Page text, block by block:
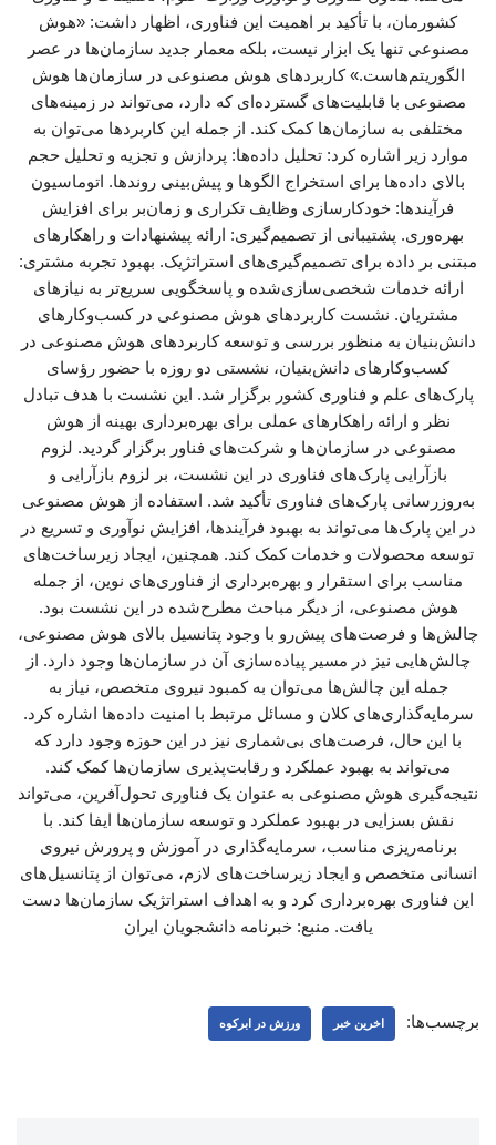
کشورمان، با تأکید بر اهمیت این فناوری، اظهار داشت: «هوش
مصنوعی تنها یک ابزار نیست، بلکه معمار جدید سازمان‌ها در عصر
الگوریتم‌هاست.» کاربردهای هوش مصنوعی در سازمان‌ها هوش
مصنوعی با قابلیت‌های گسترده‌ای که دارد، می‌تواند در زمینه‌های
مختلفی به سازمان‌ها کمک کند. از جمله این کاربردها می‌توان به
موارد زیر اشاره کرد: تحلیل داده‌ها: پردازش و تجزیه و تحلیل حجم
بالای داده‌ها برای استخراج الگوها و پیش‌بینی روندها. اتوماسیون
فرآیندها: خودکارسازی وظایف تکراری و زمان‌بر برای افزایش
بهره‌وری. پشتیبانی از تصمیم‌گیری: ارائه پیشنهادات و راهکارهای
مبتنی بر داده برای تصمیم‌گیری‌های استراتژیک. بهبود تجربه مشتری:
ارائه خدمات شخصی‌سازی‌شده و پاسخگویی سریع‌تر به نیازهای
مشتریان. نشست کاربردهای هوش مصنوعی در کسب‌وکارهای
دانش‌بنیان به منظور بررسی و توسعه کاربردهای هوش مصنوعی در
کسب‌وکارهای دانش‌بنیان، نشستی دو روزه با حضور رؤسای
پارک‌های علم و فناوری کشور برگزار شد. این نشست با هدف تبادل
نظر و ارائه راهکارهای عملی برای بهره‌برداری بهینه از هوش
مصنوعی در سازمان‌ها و شرکت‌های فناور برگزار گردید. لزوم
بازآرایی پارک‌های فناوری در این نشست، بر لزوم بازآرایی و
به‌روزرسانی پارک‌های فناوری تأکید شد. استفاده از هوش مصنوعی
در این پارک‌ها می‌تواند به بهبود فرآیندها، افزایش نوآوری و تسریع در
توسعه محصولات و خدمات کمک کند. همچنین، ایجاد زیرساخت‌های
مناسب برای استقرار و بهره‌برداری از فناوری‌های نوین، از جمله
هوش مصنوعی، از دیگر مباحث مطرح‌شده در این نشست بود.
چالش‌ها و فرصت‌های پیش‌رو با وجود پتانسیل بالای هوش مصنوعی،
چالش‌هایی نیز در مسیر پیاده‌سازی آن در سازمان‌ها وجود دارد. از
جمله این چالش‌ها می‌توان به کمبود نیروی متخصص، نیاز به
سرمایه‌گذاری‌های کلان و مسائل مرتبط با امنیت داده‌ها اشاره کرد.
با این حال، فرصت‌های بی‌شماری نیز در این حوزه وجود دارد که
می‌تواند به بهبود عملکرد و رقابت‌پذیری سازمان‌ها کمک کند.
نتیجه‌گیری هوش مصنوعی به عنوان یک فناوری تحول‌آفرین، می‌تواند
نقش بسزایی در بهبود عملکرد و توسعه سازمان‌ها ایفا کند. با
برنامه‌ریزی مناسب، سرمایه‌گذاری در آموزش و پرورش نیروی
انسانی متخصص و ایجاد زیرساخت‌های لازم، می‌توان از پتانسیل‌های
این فناوری بهره‌برداری کرد و به اهداف استراتژیک سازمان‌ها دست
یافت. منبع: خبرنامه دانشجویان ایران
برچسب‌ها: اخرین خبر ورزش در ابرکوه